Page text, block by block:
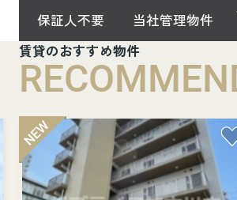
保証人不要 当社管理物件
賃貸のおすすめ物件